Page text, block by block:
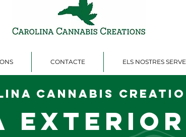
CONTACTE ELS NOSTRES
Cannabis